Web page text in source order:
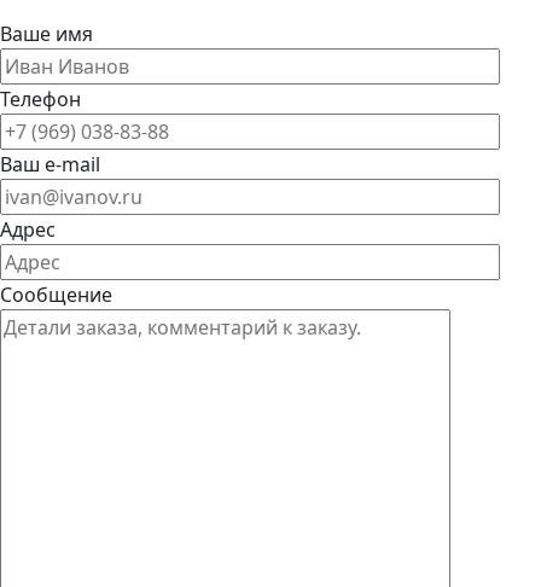
Ваше имя
Телефон
Ваш e-mail
Адрес
Сообщение